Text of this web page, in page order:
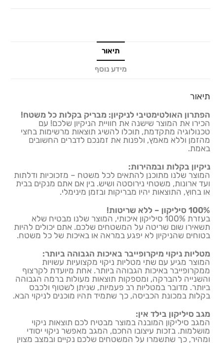
תיאור
מידע נוסף
תיאור
הפתרון האולטימטיבי לניקיון: מבריק בקלות כל משטח!
הכירו את המוצר שישנה את חוויית הניקיון שלכם! עם
טכנולוגיה מתקדמת, תוכלו להשיג תוצאות מרשימות בחצי
מהזמן וללא מאמץ, ולפנות את זמנכם לדברים החשובים
באמת.
ניקיון בקלות ובמהירות:
המוצר שלנו מתוכנן להתאים לכל משטח – מזכוכיות ודלתות
ועד ארונות, משטחי נירוסטה ושיש. בין אם אתם מנקים בבית
או בחוץ, התוצאות יהיו מבריקות ובזמן מינימלי.
100% סיליקון – ללא שריטות!
בעזרת 100% סיליקון איכותי, המוצר שלנו מבטיח שלא
תשאירו שום שריטה על המשטחים שלכם. אתם יכולים להיות
בטוחים שהניקיון לא יפגע במראה או באיכות של כל משטח.
מטליות ניקוי מיקרופייבר באיכות הגבוהה ביותר:
המוצר מגיע עם שתי מטליות ניקוי מקצועיות עשויות
ממקרופייבר באיכות הגבוהה ביותר. אחת מיועדת לקרצוף
והשנייה להברקה, ומספקות תוצאות מעולות ברמה הגבוהה
ביותר. מדובר במטליות רב פעמיות, שניתן לשטוף ולכבס
בקלות במכונת הכביסה, כך שתמיד תהיו מוכנים לניקוי הבא.
מגב סיליקון בילד אין:
המגב סיליקון המובנה במוצר מבטיח לכם תוצאות ניקוי
מושלמות. בזכות עיצובו החכם, המגב מאפשר ניקוי יסודי
ומהיר, כך שתשמרו על המשטחים שלכם נקיים ובמצב מצוין